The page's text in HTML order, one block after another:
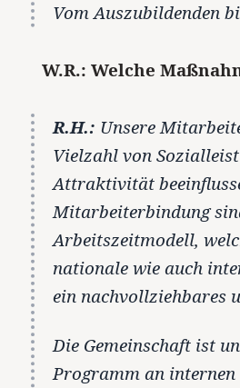
Vom Auszubildenden
W.R.: Welche
R.H.: Unsere
Vielzahl von
Attraktivität
Mitarbeiterbindung
Arbeitszeitmodell,
nationale wie auch
ein nachvollziehbares
Die Gemeinschaft ist
Programm an